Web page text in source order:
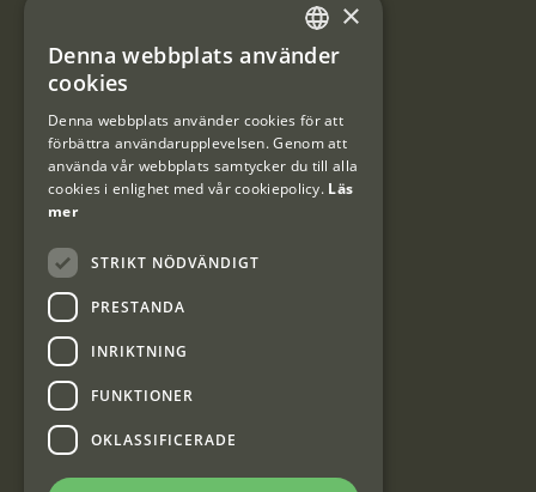
#Interjaktfamily
Kundklubb
Information om kundklubben.
Interjakt Sweden AB, Årjäng
SWEDISH
×
Denna webbplats använder
cookies
Denna webbplats använder cookies för att
förbättra användarupplevelsen. Genom att
använda vår webbplats samtycker du till alla
cookies i enlighet med vår cookiepolicy. Läs
mer
STRIKT NÖDVÄNDIGT
PRESTANDA
INRIKTNING
FUNKTIONER
OKLASSIFICERADE